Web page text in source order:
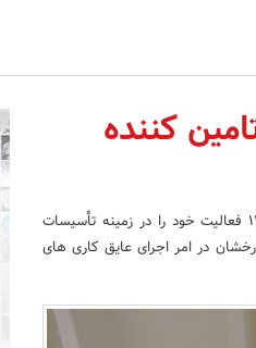
کننده
شرکت مهندسی بهینه ساز الموت در سال ۱۳۸۲ فعالیت خود را در زمینه تأسیسات
در امر اجرای عایق کاری های